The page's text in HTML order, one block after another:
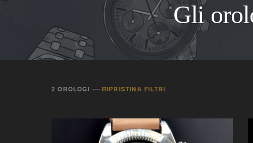
Gli
2 OROLOGI — RIPRISTINA FILTRI